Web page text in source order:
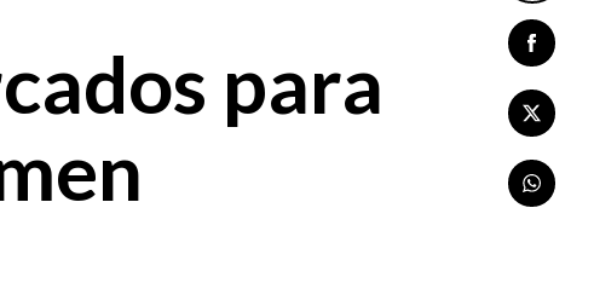
para